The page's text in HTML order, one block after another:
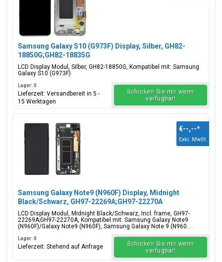
Samsung Galaxy S10 (G973F) Display, Silber, GH82-
18850G;GH82-18835G
LCD Display Modul, Silber, GH82-18850G, Kompatibel mit: Samsung
Galaxy S10 (G973F)
Lager: 0
Lieferzeit: Versandbereit in 5 -
15 Werktagen
Schicken Sie mir wenn
verfügbar!
Samsung Galaxy Note9 (N960F) Display, Midnight
Black/Schwarz, GH97-22269A;GH97-22270A
LCD Display Modul, Midnight Black/Schwarz, Incl. frame, GH97-
22269A;GH97-22270A, Kompatibel mit: Samsung Galaxy Note9
(N960F)/Galaxy Note9 (N960F), Samsung Galaxy Note 9 (N960...
€--,--*
Exkl. MwSt.
Lager: 0
Lieferzeit: Stehend auf Anfrage
Schicken Sie mir wenn
verfügbar!